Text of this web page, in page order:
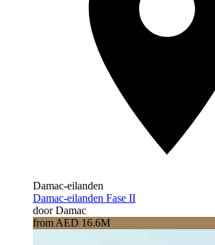
Damac-eilanden
Damac-eilanden Fase II
door Damac
from AED 16.6M